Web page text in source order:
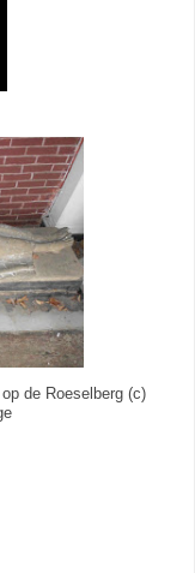
de Roeselberg (c)